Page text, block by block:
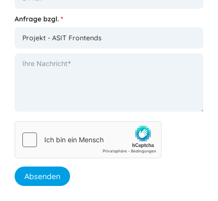
Anfrage bzgl.*
Absenden